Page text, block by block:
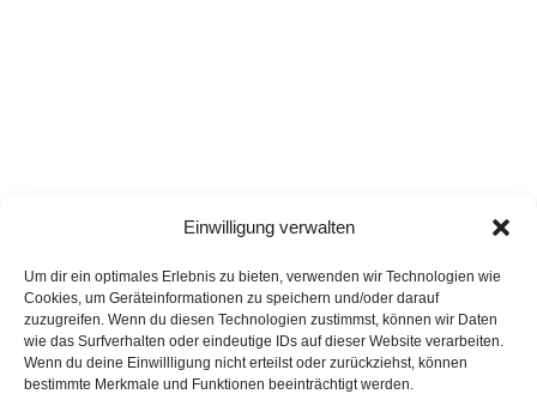
Einwilligung verwalten
Um dir ein optimales Erlebnis zu bieten, verwenden wir Technologien wie
Cookies, um Geräteinformationen zu speichern und/oder darauf
zuzugreifen. Wenn du diesen Technologien zustimmst, können wir Daten
wie das Surfverhalten oder eindeutige IDs auf dieser Website verarbeiten.
Wenn du deine Einwillligung nicht erteilst oder zurückziehst, können
bestimmte Merkmale und Funktionen beeinträchtigt werden.